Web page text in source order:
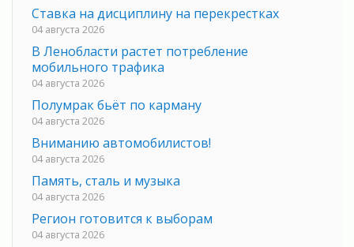
Ставка на дисциплину на перекрестках
04 августа 2026
В Ленобласти растет потребление
мобильного трафика
04 августа 2026
Полумрак бьёт по карману
04 августа 2026
Вниманию автомобилистов!
04 августа 2026
Память, сталь и музыка
04 августа 2026
Регион готовится к выборам
04 августа 2026